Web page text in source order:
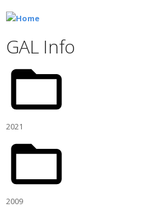
GAL Info
2021
2009